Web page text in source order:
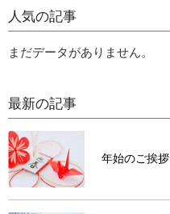
人気の記事
まだデータがありません。
最新の記事
年始のご挨拶